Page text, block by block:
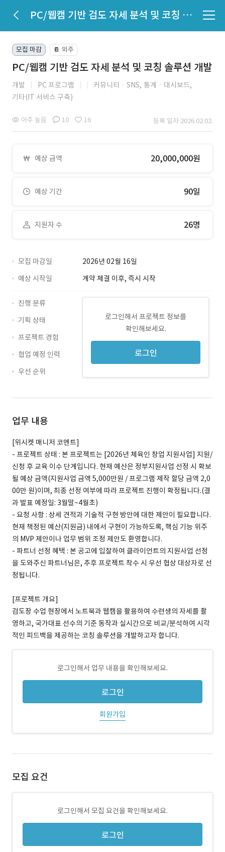
PC/웹캠 기반 검도 자세 분석 및 코칭 솔루션 개발
모집 마감 📔 외주
PC/웹캠 기반 검도 자세 분석 및 코칭 솔루션 개발
개발 PC 프로그램 커뮤니티ㆍSNS, 통계ㆍ대시보드,
기타(IT 서비스 구축)
아주 높음 10 16 등록 일자 2026.02.02.
예상 금액 20,000,000원
예상 기간 90일
지원자 수 26명
모집 마감일
2026년 02월 16일
예상 시작일
계약 체결 이후, 즉시 시작
로그인해서 프로젝트 정보를
확인해보세요.
로그인
진행 분류
기획 상태
프로젝트 경험
협업 예정 인력
우선 순위
업무 내용
[위시켓 매니저 코멘트]
- 프로젝트 상태 : 본 프로젝트는 [2026년 체육인 창업 지원사업] 지원/
신청 후 교육 이수 단계입니다. 현재 예산은 정부지원사업 선정 시 확보
될 예상 금액(지원사업 금액 5,000만원 / 프로그램 제작 할당 금액 2,0
00만 원)이며, 최종 선정 여부에 따라 프로젝트 진행이 확정됩니다.(결
과 발표 예정일: 3월말~4월초)
- 요청 사항 : 상세 견적과 기술적 구현 방안에 대한 제안이 필요합니다.
현재 책정된 예산(지원금) 내에서 구현이 가능하도록, 핵심 기능 위주
의 MVP 제안이나 업무 범위 조정 제안도 환영합니다.
- 파트너 선정 혜택 : 본 공고에 입찰하여 클라이언트의 지원사업 선정
을 도와주신 파트너님은, 추후 프로젝트 착수 시 우선 협상 대상자로 선
정됩니다.
[프로젝트 개요]
검도장 수업 현장에서 노트북과 웹캠을 활용하여 수련생의 자세를 촬
영하고, 국가대표 선수의 기준 동작과 실시간으로 비교/분석하여 시각
적인 피드백을 제공하는 코칭 솔루션을 개발하고자 합니다.
로그인해서 업무 내용을 확인해보세요.
로그인
회원가입
모집 요건
로그인해서 모집 요건을 확인해보세요.
로그인